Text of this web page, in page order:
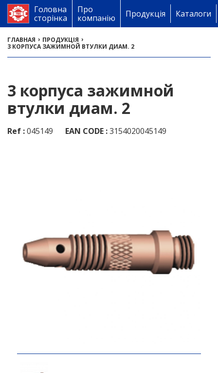
Головна
сторінка
Про
компанію
Продукція Каталоги
ГЛАВНАЯ › ПРОДУКЦІЯ ›
3 КОРПУСА ЗАЖИМНОЙ ВТУЛКИ ДИАМ. 2
3 корпуса зажимной
втулки диам. 2
Ref :045149 EAN CODE :3154020045149